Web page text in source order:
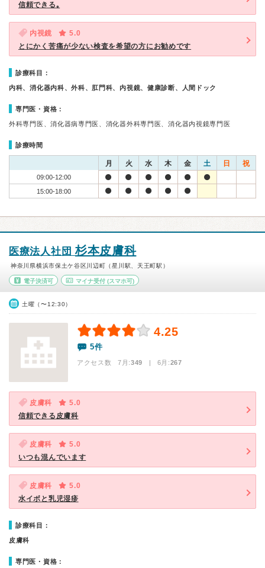
信頼できる｡
内視鏡
5.0
とにかく苦痛が少ない検査を希望の方にお勧めです
診療科目：
内科、消化器内科、外科、肛門科、内視鏡、健康診断、人間ドック
専門医・資格：
外科専門医、消化器病専門医、消化器外科専門医、消化器内視鏡専門医
診療時間
月 火 水 木 金 土 日 祝
09:00-12:00
15:00-18:00
医療法人社団杉本皮膚科
神奈川県横浜市保土ケ谷区川辺町（星川駅、天王町駅）
電子決済可 マイナ受付(スマホ可)
土曜（〜12:30）
4.25
5件
アクセス数 7月:349 | 6月:267
皮膚科
5.0
信頼できる皮膚科
皮膚科
5.0
いつも混んでいます
皮膚科
5.0
水イボと乳児湿疹
診療科目：
皮膚科
専門医・資格：